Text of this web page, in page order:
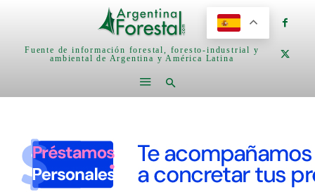
Fuente de información forestal, foresto-industrial y
ambiental de Argentina y América Latina